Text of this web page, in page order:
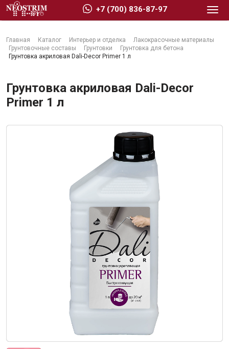
Главная Каталог Интерьер и отделка
Лакокрасочные материалы
Грунтовочные составы
Грунтовки
Грунтовка для бетона
Грунтовка акриловая Dali-Decor Primer 1 л
Грунтовка акриловая Dali-Decor
Primer 1 л
+7 (700) 836-87-97
Стройматериалы
Сухие строительные смеси
Изоляционные материалы
Кровельные материалы
Интерьер и отделка
Лакокрасочные материалы
Клеи, жидкие гвозди